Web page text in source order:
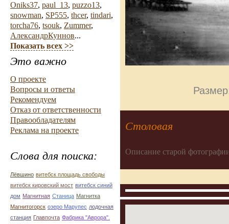
Oniks37, paul_13, puzzo13,
snowman, SP555, thcer, tindari,
torcha76, tsouk, Zummer,
АлександрКуннов...
Показать всех >>
Это важно
О проекте
Вопросы и ответы
Рекомендуем
Отказ от ответственности
Правообладателям
Реклама на проекте
Слова для поиска:
Лёвшино витебск площадь свободы
витебск кировский мост витебск синий
дом Магнитная Станица Магнитка
Магнитогорск озеро Марупес лодочная
станция Главпочта Фабрика "Аврора".
Столовая
Описание старой